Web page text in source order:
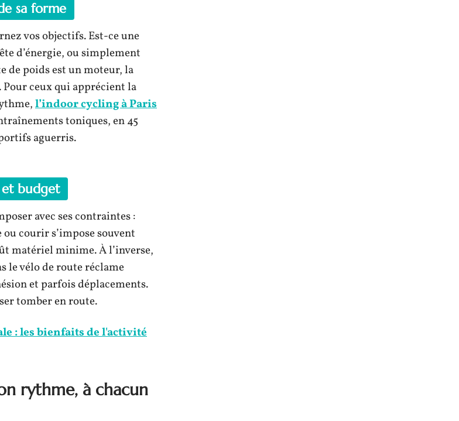
sa forme
vos objectifs. Est-ce une
d’énergie, ou simplement
de poids est un moteur, la
Pour ceux qui apprécient la
l’indoor cycling à Paris
toniques, en 45
aguerris.
et budget
avec ses contraintes :
courir s’impose souvent
matériel minime. À l’inverse,
le vélo de route réclame
et parfois déplacements.
tomber en route.
: les bienfaits de l'activité
rythme, à chacun